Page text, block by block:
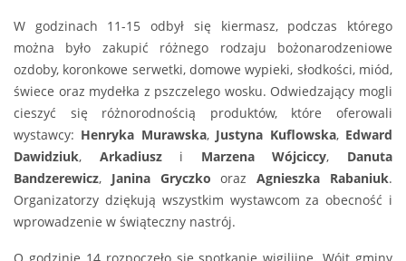
W godzinach 11-15 odbył się kiermasz, podczas którego
można było zakupić różnego rodzaju bożonarodzeniowe
ozdoby, koronkowe serwetki, domowe wypieki, słodkości, miód,
świece oraz mydełka z pszczelego wosku. Odwiedzający mogli
cieszyć się różnorodnością produktów, które oferowali
wystawcy: Henryka Murawska, Justyna Kuflowska, Edward
Dawidziuk, Arkadiuszi Marzena Wójciccy, Danuta
Bandzerewicz, Janina Gryczko orazAgnieszka Rabaniuk.
Organizatorzy dziękują wszystkim wystawcom za obecność i
wprowadzenie w świąteczny nastrój.